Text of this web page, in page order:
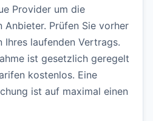
Provider um die
Anbieter. Prüfen Sie vorher
Ihres laufenden Vertrags.
ist gesetzlich geregelt
kostenlos. Eine
ist auf maximal einen